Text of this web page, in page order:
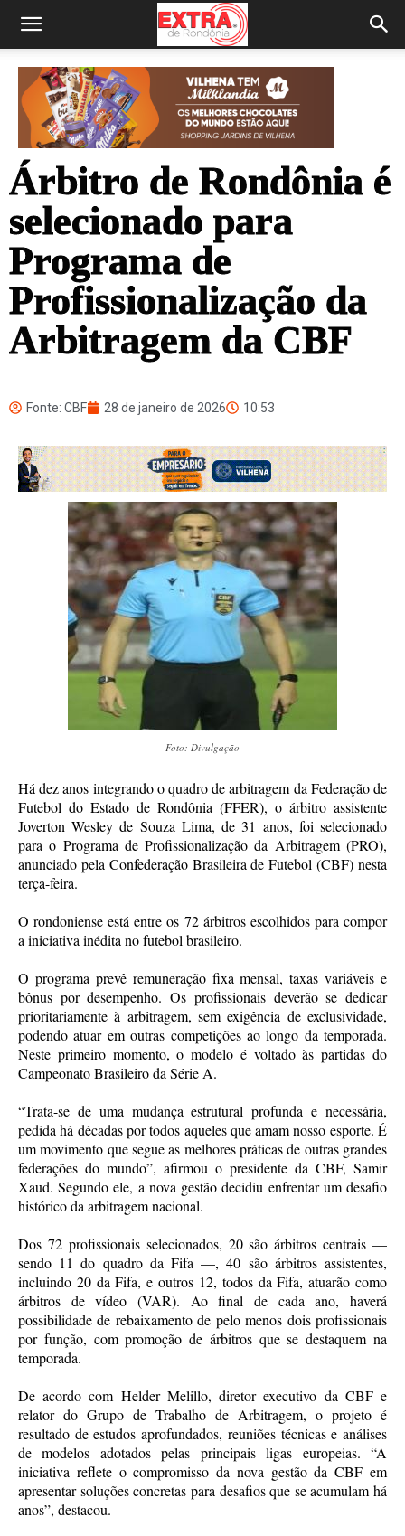
Árbitro de Rondônia é
selecionado para
Programa de
Profissionalização da
Arbitragem da CBF
Fonte: CBF 28 de janeiro de 2026 10:53
Foto: Divulgação
Há dez anos integrando o quadro de arbitragem da Federação de
Futebol do Estado de Rondônia (FFER), o árbitro assistente
Joverton Wesley de Souza Lima, de 31 anos, foi selecionado
para o Programa de Profissionalização da Arbitragem (PRO),
anunciado pela Confederação Brasileira de Futebol (CBF) nesta
terça-feira.
O rondoniense está entre os 72 árbitros escolhidos para compor
a iniciativa inédita no futebol brasileiro.
O programa prevê remuneração fixa mensal, taxas variáveis e
bônus por desempenho. Os profissionais deverão se dedicar
prioritariamente à arbitragem, sem exigência de exclusividade,
podendo atuar em outras competições ao longo da temporada.
Neste primeiro momento, o modelo é voltado às partidas do
Campeonato Brasileiro da Série A.
“Trata-se de uma mudança estrutural profunda e necessária,
pedida há décadas por todos aqueles que amam nosso esporte. É
um movimento que segue as melhores práticas de outras grandes
federações do mundo”, afirmou o presidente da CBF, Samir
Xaud. Segundo ele, a nova gestão decidiu enfrentar um desafio
histórico da arbitragem nacional.
Dos 72 profissionais selecionados, 20 são árbitros centrais —
sendo 11 do quadro da Fifa —, 40 são árbitros assistentes,
incluindo 20 da Fifa, e outros 12, todos da Fifa, atuarão como
árbitros de vídeo (VAR). Ao final de cada ano, haverá
possibilidade de rebaixamento de pelo menos dois profissionais
por função, com promoção de árbitros que se destaquem na
temporada.
De acordo com Helder Melillo, diretor executivo da CBF e
relator do Grupo de Trabalho de Arbitragem, o projeto é
resultado de estudos aprofundados, reuniões técnicas e análises
de modelos adotados pelas principais ligas europeias. “A
iniciativa reflete o compromisso da nova gestão da CBF em
apresentar soluções concretas para desafios que se acumulam há
anos”, destacou.